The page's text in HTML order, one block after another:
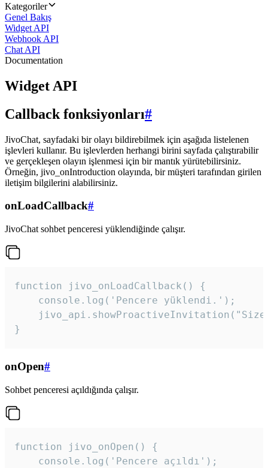
Kategoriler
Genel Bakış
Widget API
Webhook API
Chat API
Documentation
Widget API
Callback fonksiyonları#
JivoChat, sayfadaki bir olayı bildirebilmek için aşağıda listelenen
işlevleri kullanır. Bu işlevlerden herhangi birini sayfada çalıştırabilir
ve gerçekleşen olayın işlenmesi için bir mantık yürütebilirsiniz.
Örneğin, jivo_onIntroduction olayında, bir müşteri tarafından girilen
iletişim bilgilerini alabilirsiniz.
onLoadCallback#
JivoChat sohbet penceresi yüklendiğinde çalışır.
function jivo_onLoadCallback() {
    console.log('Pencere yüklendi.');
}
onOpen#
Sohbet penceresi açıldığında çalışır.
function jivo_onOpen() {
    console.log('Pencere açıldı');